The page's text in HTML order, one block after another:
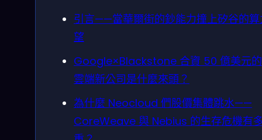
引言——當華爾街的鈔能力撞上矽谷的算
望
Google×Blackstone 合資 50 億美元
雲端新公司是什麼來頭？
為什麼 Neocloud 們股價集體跳水——
CoreWeave 與 Nebius 的生存危機有